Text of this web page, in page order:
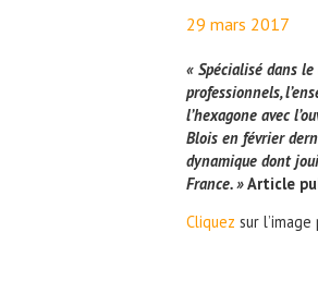
29 mars 2017
« Spécialisé dans
professionnels,
l’hexagone avec
Blois en février
dynamique dont
France. »Article
Cliquez sur